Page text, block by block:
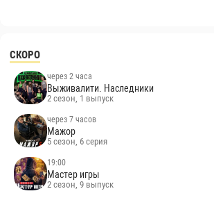
СКОРО
через 2 часа
Выживалити. Наследники
2 сезон, 1 выпуск
через 7 часов
Мажор
5 сезон, 6 серия
19:00
Мастер игры
2 сезон, 9 выпуск